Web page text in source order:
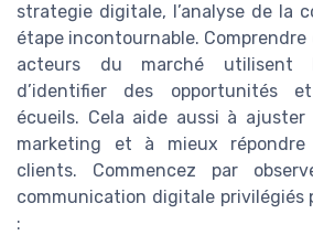
strategie digitale, l’analyse de la
étape incontournable.
acteurs du marché utilisent
d’identifier des opportunités
écueils. Cela aide aussi à
marketing et à mieux
clients. Commencez par
communication digitale privilégiés
: